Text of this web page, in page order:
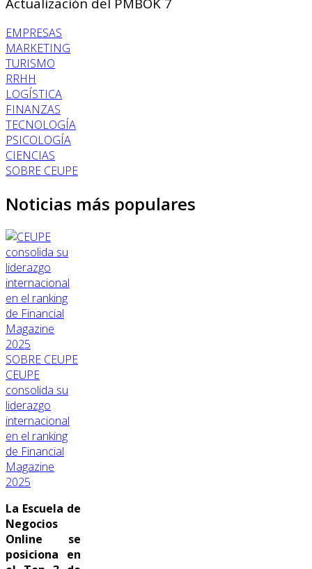
EMPRESAS
MARKETING
TURISMO
RRHH
LOGÍSTICA
FINANZAS
TECNOLOGÍA
PSICOLOGÍA
CIENCIAS
SOBRE CEUPE
Noticias más populares
SOBRE CEUPE
CEUPE
consolida su
liderazgo
internacional
en el ranking
de Financial
Magazine
2025
La Escuela de
Negocios
Online se
posiciona en